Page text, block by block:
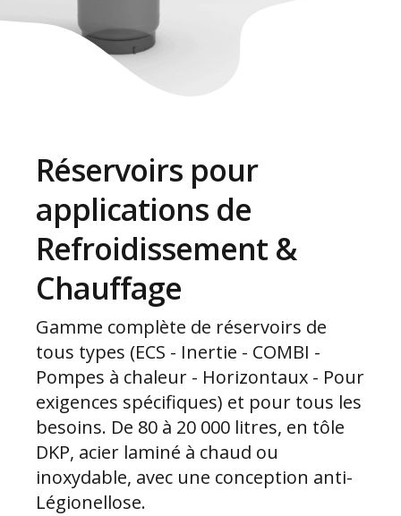
Réservoirs pour
applications de
Refroidissement &
Chauffage
Gamme complète de réservoirs de
tous types (ECS - Inertie - COMBI -
Pompes à chaleur - Horizontaux - Pour
exigences spécifiques) et pour tous les
besoins. De 80 à 20 000 litres, en tôle
DKP, acier laminé à chaud ou
inoxydable, avec une conception anti-
Légionellose.